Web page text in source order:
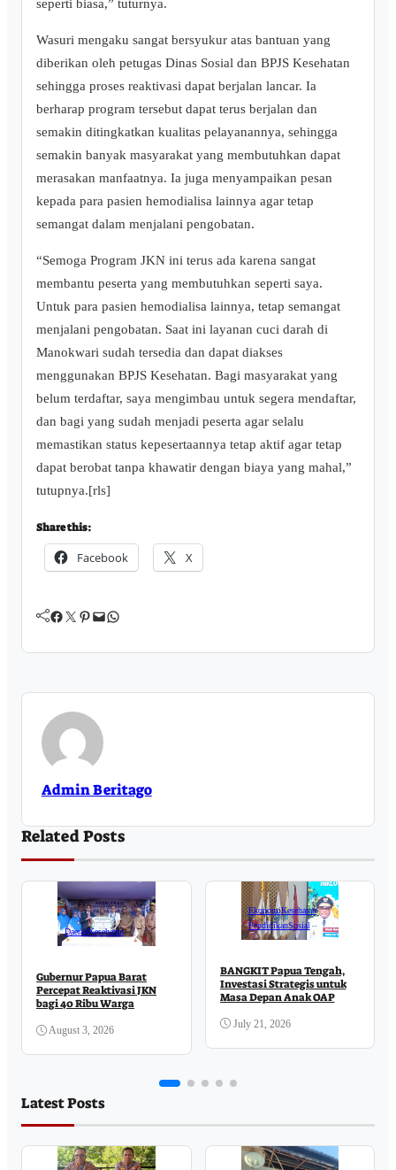
seperti biasa,” tuturnya.
Wasuri mengaku sangat bersyukur atas bantuan yang
diberikan oleh petugas Dinas Sosial dan BPJS Kesehatan
sehingga proses reaktivasi dapat berjalan lancar. Ia
berharap program tersebut dapat terus berjalan dan
semakin ditingkatkan kualitas pelayanannya, sehingga
semakin banyak masyarakat yang membutuhkan dapat
merasakan manfaatnya. Ia juga menyampaikan pesan
kepada para pasien hemodialisa lainnya agar tetap
semangat dalam menjalani pengobatan.
“Semoga Program JKN ini terus ada karena sangat
membantu peserta yang membutuhkan seperti saya.
Untuk para pasien hemodialisa lainnya, tetap semangat
menjalani pengobatan. Saat ini layanan cuci darah di
Manokwari sudah tersedia dan dapat diakses
menggunakan BPJS Kesehatan. Bagi masyarakat yang
belum terdaftar, saya mengimbau untuk segera mendaftar,
dan bagi yang sudah menjadi peserta agar selalu
memastikan status kepesertaannya tetap aktif agar tetap
dapat berobat tanpa khawatir dengan biaya yang mahal,”
tutupnya.[rls]
Share this:
Facebook X
Facebook Twitter Pinterest Mail WhatsApp
Admin Beritago
Related Posts
DaerahKesehatan
Gubernur Papua Barat
Percepat Reaktivasi JKN
bagi 40 Ribu Warga
August 3, 2026
EkonomiKesehatan
PendidikanSosial
BANGKIT Papua Tengah,
Investasi Strategis untuk
Masa Depan Anak OAP
July 21, 2026
Latest Posts